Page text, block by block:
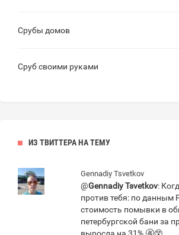
Срубы домов
Сруб своими руками
ИЗ ТВИТТЕРА НА ТЕМУ
Gennadiy Tsvetkov
@Gennadiy Tsvetkov:
против тебя: по данным
стоимость помывки в
петербургской бани за